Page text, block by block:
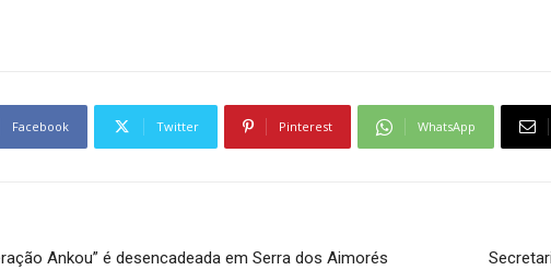
Facebook Twitter Pinterest WhatsApp
Ankou” é desencadeada em Serra dos Aimorés